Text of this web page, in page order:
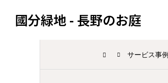
國分緑地 - 長野のお庭
サービス事例